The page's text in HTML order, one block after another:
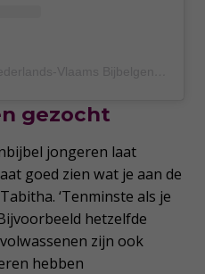
gezocht
jongeren laat
goed zien wat je aan de
‘Tenminste als je
hetzelfde
zijn ook
hebben